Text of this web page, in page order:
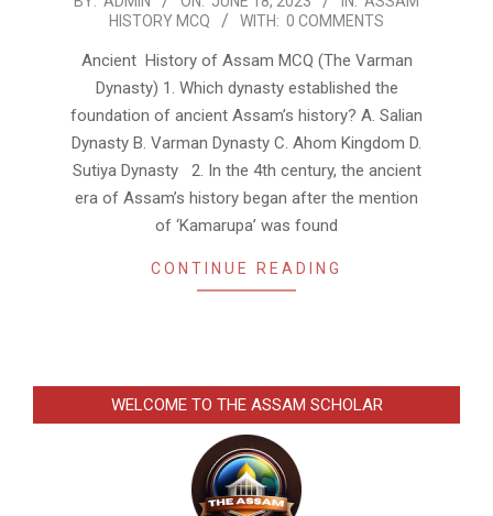
HISTORY MCQ
WITH: 0 COMMENTS
Ancient History of Assam MCQ (The Varman
Dynasty) 1. Which dynasty established the
foundation of ancient Assam’s history? A. Salian
Dynasty B. Varman Dynasty C. Ahom Kingdom D.
Sutiya Dynasty 2. In the 4th century, the ancient
era of Assam’s history began after the mention
of ‘Kamarupa’ was found
CONTINUE READING
WELCOME TO THE ASSAM SCHOLAR